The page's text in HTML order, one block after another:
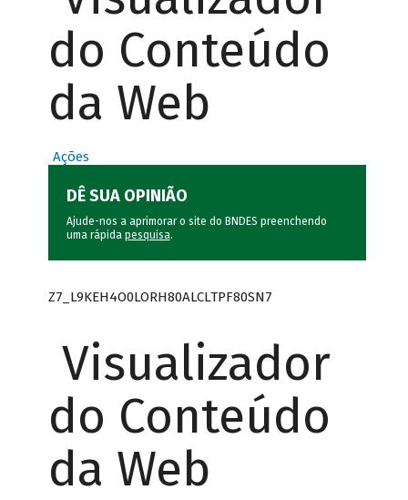
do Conteúdo
da Web
Ações
DÊ SUA OPINIÃO
Ajude-nos a aprimorar o site do BNDES preenchendo
uma rápida pesquisa.
Z7_L9KEH4O0LORH80ALCLTPF80SN7
Visualizador
do Conteúdo
da Web